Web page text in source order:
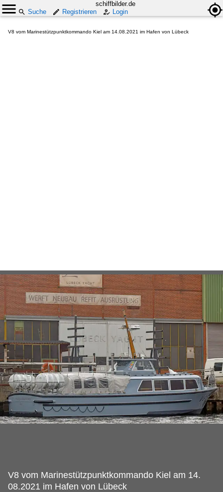
schiffbilder.de
Suche
Registrieren Login
V8 vom Marinestützpunktkommando Kiel am 14.08.2021 im Hafen von Lübeck
V8 vom Marinestützpunktkommando Kiel am 14.
08.2021 im Hafen von Lübeck